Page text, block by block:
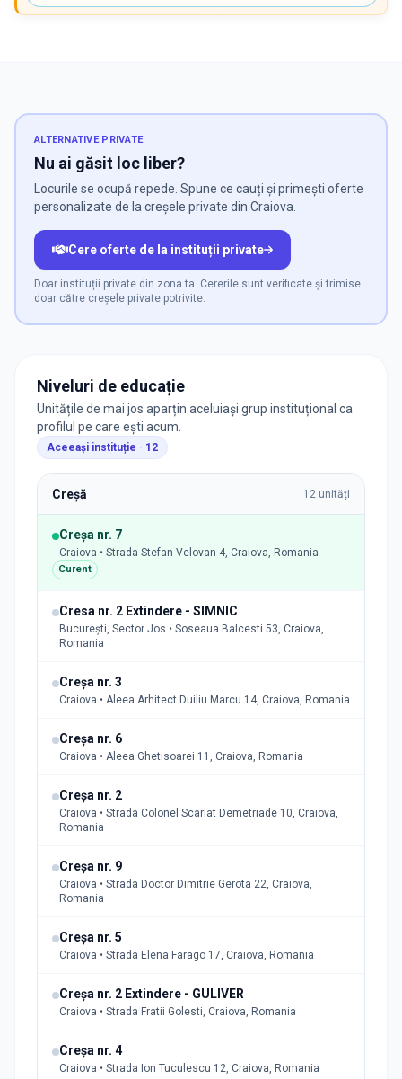
ALTERNATIVE PRIVATE
Nu ai găsit loc liber?
Locurile se ocupă repede. Spune ce cauți și primești oferte
personalizate de la creșele private din Craiova.
Cere oferte de la instituții private
Doar instituții private din zona ta. Cererile sunt verificate și trimise
doar către creșele private potrivite.
Niveluri de educație
Unitățile de mai jos aparțin aceluiași grup instituțional ca
profilul pe care ești acum.
Aceeași instituție · 12
Creșă 12 unități
Creșa nr. 7
Craiova • Strada Stefan Velovan 4, Craiova, Romania
Curent
Cresa nr. 2 Extindere - SIMNIC
București, Sector Jos • Soseaua Balcesti 53, Craiova,
Romania
Creșa nr. 3
Craiova • Aleea Arhitect Duiliu Marcu 14, Craiova, Romania
Creșa nr. 6
Craiova • Aleea Ghetisoarei 11, Craiova, Romania
Creșa nr. 2
Craiova • Strada Colonel Scarlat Demetriade 10, Craiova,
Romania
Creșa nr. 9
Craiova • Strada Doctor Dimitrie Gerota 22, Craiova,
Romania
Creșa nr. 5
Craiova • Strada Elena Farago 17, Craiova, Romania
Creșa nr. 2 Extindere - GULIVER
Craiova • Strada Fratii Golesti, Craiova, Romania
Creșa nr. 4
Craiova • Strada Ion Tuculescu 12, Craiova, Romania